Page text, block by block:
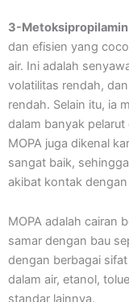
3-Metoksipropilamin
dan efisien yang
air. Ini adalah
volatilitas rendah,
rendah. Selain itu, ia
dalam banyak
MOPA juga dikenal
sangat baik,
akibat kontak
MOPA adalah cairan
samar dengan bau
dengan berbagai
dalam air, etanol,
standar lainnya.